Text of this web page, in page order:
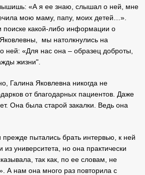
«А я ее знаю, слышал о ней, мне
мою маму, папу, моих детей…».
поиске какой-либо информации о
мы натолкнулись на
ней: «Для нас она – образец доброты,
жизни".
Галина Яковлевна никогда не
от благодарных пациентов. Даже
Она была старой закалки. Ведь она
пытались брать интервью, к ней
университета, но она практически
так как, по ее словам, не
А нам она много раз повторила с